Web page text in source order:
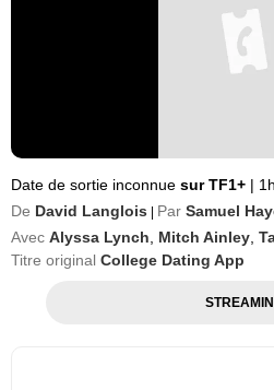
Date de sortie inconnue sur TF1+ |
De David Langlois Par Samuel
Avec Alyssa Lynch Mitch Ainley
Titre original College Dating App